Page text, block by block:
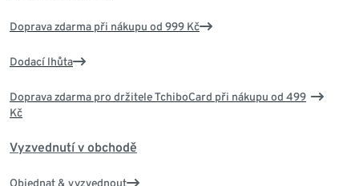
Doprava zdarma při nákupu od 999 Kč
Dodací lhůta
Doprava zdarma pro držitele TchiboCard při nákupu od 499
Kč
Vyzvednutí v obchodě
Objednat & vyzvednout